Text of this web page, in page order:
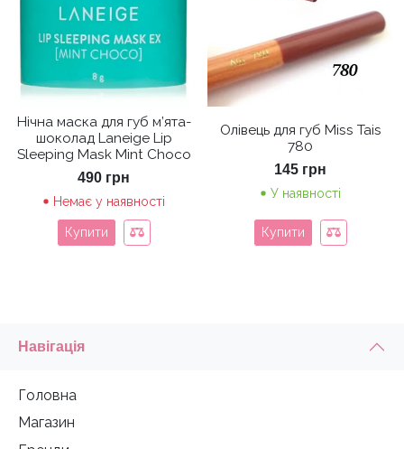
Нічна маска для губ м’ята-
шоколад Laneige Lip
Sleeping Mask Mint Choco
490 грн
Немає у наявності
Купити
Олівець для губ Miss Tais
780
145 грн
У наявності
Купити
Навігація
Головна
Магазин